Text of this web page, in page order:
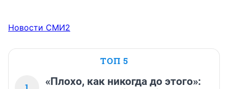
Новости СМИ2
ТОП 5
«Плохо, как никогда до этого»: